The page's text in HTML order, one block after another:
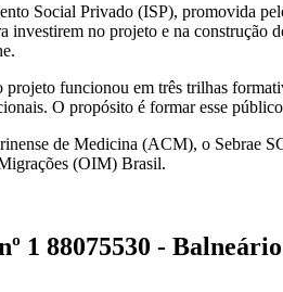
Social Privado (ISP), promovida
investirem no projeto e na
funcionou em três trilhas
O propósito é formar esse
de Medicina (ACM), o
(OIM) Brasil.
1 88075530 -